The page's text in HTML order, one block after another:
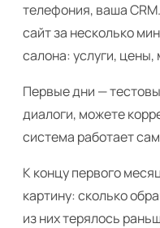
телефония, ваша
сайт за несколько
салона: услуги,
Первые дни —
диалоги, можете
система работает
К концу первого
картину: сколько
из них терялось